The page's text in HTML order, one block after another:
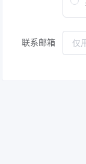
联系邮箱